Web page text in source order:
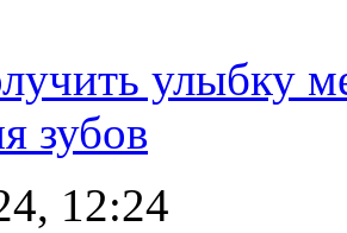
улыбку
зубов
12:24